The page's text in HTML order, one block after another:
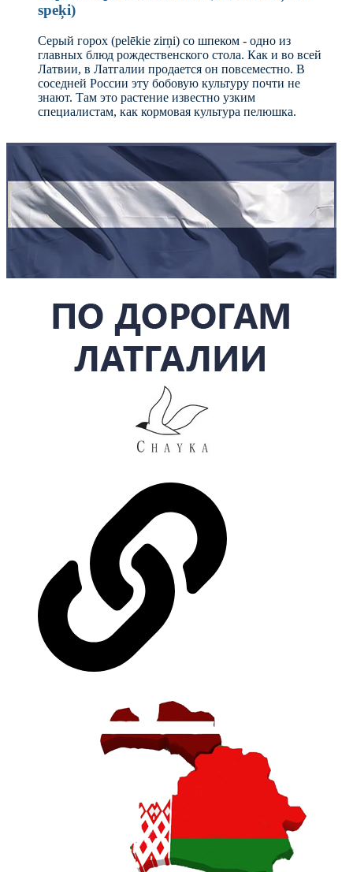
speķi)
Серый горох (pelēkie zirņi) со шпеком - одно из
главных блюд рождественского стола. Как и во всей
Латвии, в Латгалии продается он повсеместно. В
соседней России эту бобовую культуру почти не
знают. Там это растение известно узким
специалистам, как кормовая культура пелюшка.